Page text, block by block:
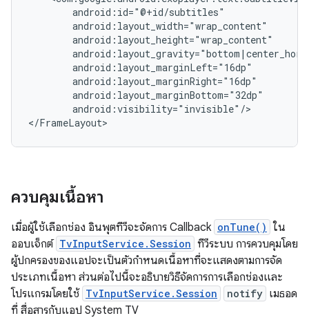
android:visibility="invisible"/>
</FrameLayout>
ควบคุมเนื้อหา
เมื่อผู้ใช้เลือกช่อง อินพุตทีวีจะจัดการ Callback onTune() ใน
ออบเจ็กต์ TvInputService.Session ทีวีระบบ การควบคุมโดย
ผู้ปกครองของแอปจะเป็นตัวกำหนดเนื้อหาที่จะแสดงตามการจัด
ประเภทเนื้อหา ส่วนต่อไปนี้จะอธิบายวิธีจัดการการเลือกช่องและ
โปรแกรมโดยใช้ TvInputService.Session notify เมธอด
ที่ สื่อสารกับแอป System TV